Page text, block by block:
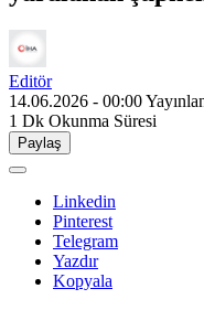
Editör
14.06.2026 - 00:00
1 Dk Okunma Süresi
Paylaş
Linkedin
Pinterest
Telegram
Yazdır
Kopyala